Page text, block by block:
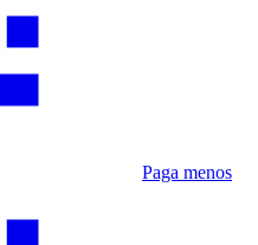
Paga menos